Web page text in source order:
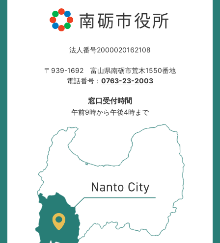
南砺市役所
法人番号2000020162108
〒939-1692 富山県南砺市荒木1550番地
電話番号： 0763-23-2003
窓口受付時間
午前9時から午後4時まで
位
置
を
記
し
た